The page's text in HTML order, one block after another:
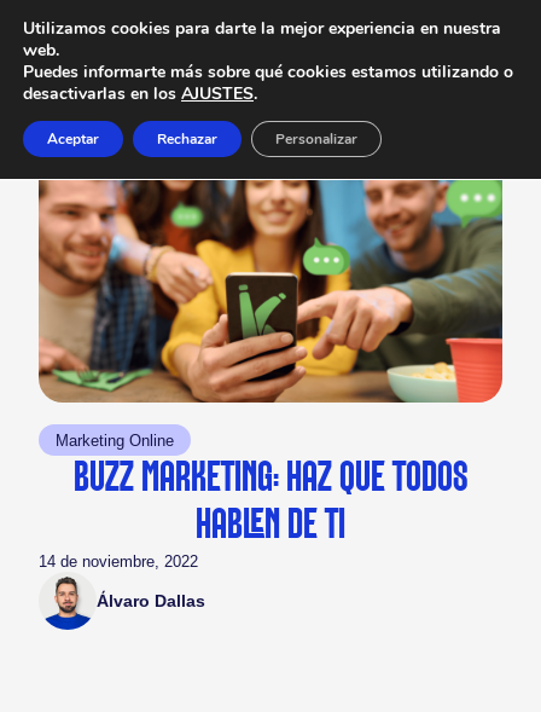
Marketing Online
BUZZ MARKETING: HAZ QUE TODOS
HABLEN DE TI
14 de noviembre, 2022
Álvaro Dallas
Utilizamos cookies para darte la mejor experiencia en nuestra
web.
Puedes informarte más sobre qué cookies estamos utilizando o
desactivarlas en los AJUSTES.
Aceptar Rechazar Personalizar